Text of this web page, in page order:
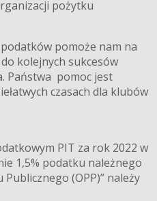
pożytku
pomoże nam na
kolejnych sukcesów
Państwa pomoc jest
czasach dla klubów
PIT za rok 2022 w
1,5% podatku należnego
(OPP)” należy